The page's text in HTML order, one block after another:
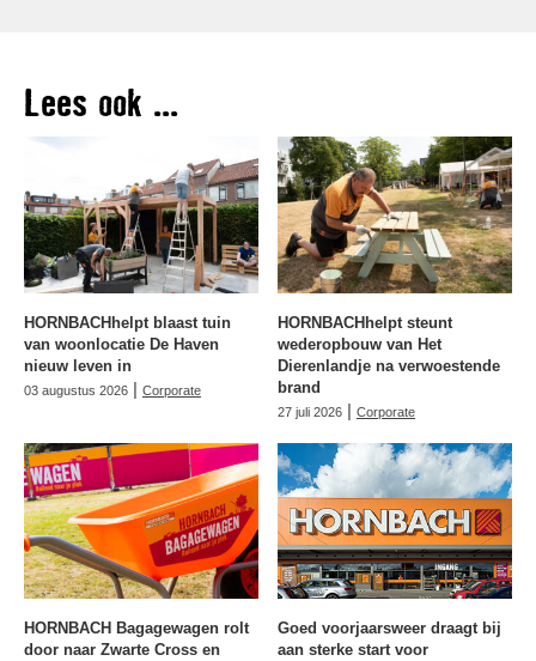
Lees ook ...
HORNBACHhelpt blaast tuin
van woonlocatie De Haven
nieuw leven in
03 augustus 2026 | Corporate
HORNBACHhelpt steunt
wederopbouw van Het
Dierenlandje na verwoestende
brand
27 juli 2026 | Corporate
HORNBACH Bagagewagen rolt
door naar Zwarte Cross en
Goed voorjaarsweer draagt bij
aan sterke start voor